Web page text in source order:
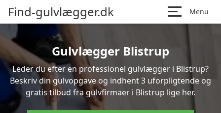
Find-gulvlægger.dk Menu
Gulvlægger Blistrup
Leder du efter en professionel gulvlægger i Blistrup?
Beskriv din gulvopgave og indhent 3 uforpligtende og
gratis tilbud fra gulvfirmaer i Blistrup lige her.